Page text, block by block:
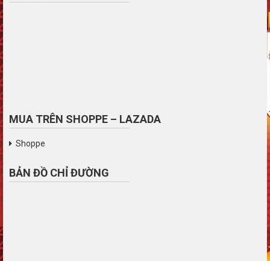
MUA TRÊN SHOPPE – LAZADA
Shoppe
BẢN ĐỒ CHỈ ĐƯỜNG